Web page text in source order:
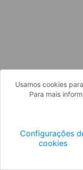
Usamos cookies
Para mais
Configurações
cookies